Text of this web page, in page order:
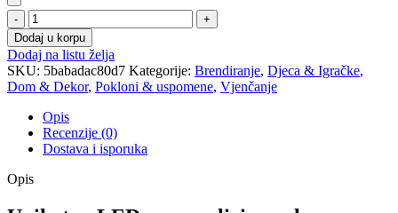
Personalizirana
LED
lampa
na
pleksiglasu
količina
Dodaj u korpu
Dodaj na listu želja
SKU: 5babadac80d7 Kategorije: Brendiranje, Djeca & Igračke,
Dom & Dekor, Pokloni & uspomene, Vjenčanje
Opis
Recenzije (0)
Dostava i isporuka
Opis